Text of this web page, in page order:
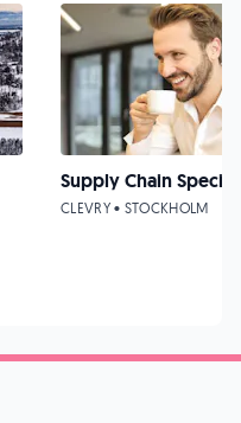
Supply Chain
CLEVRY • STOCKHOLM